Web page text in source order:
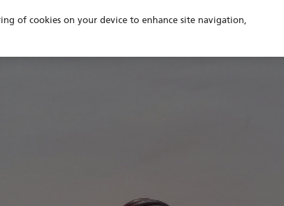
SERVICE
of cookies on your device to enhance site navigation,